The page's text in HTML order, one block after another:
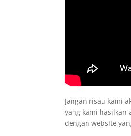
Jangan risau kami
yang kami hasilkan
dengan website